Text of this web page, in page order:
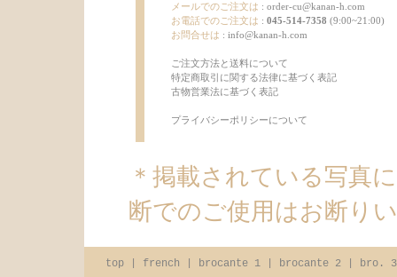
メールでのご注文は : order-cu@kanan-h.com
お電話でのご注文は : 045-514-7358 (9:00~21:00)
お問合せは : info@kanan-h.com
ご注文方法と送料について
特定商取引に関する法律に基づく表記
古物営業法に基づく表記
プライバシーポリシーについて
＊掲載されている写真
断でのご使用はお断り
top french brocante 1 brocante 2 bro. 3